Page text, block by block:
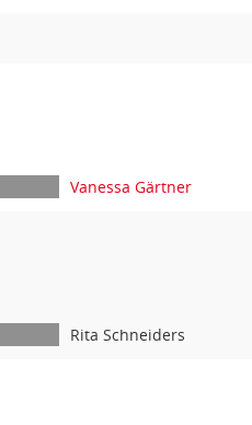
Vanessa Gärtner
Rita Schneiders